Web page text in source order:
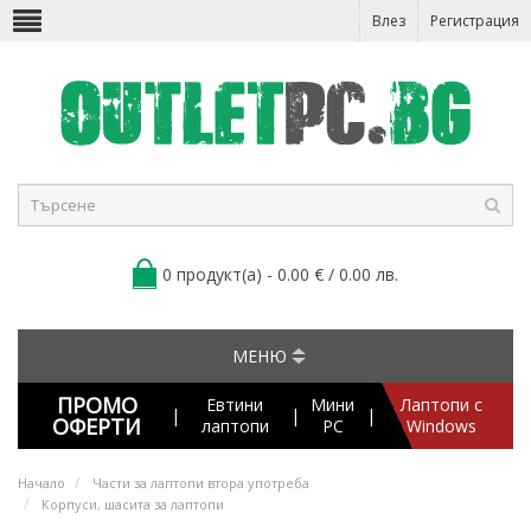
Влез Регистрация
0 продукт(а) - 0.00 € / 0.00 лв.
МЕНЮ
ПРОМО
ОФЕРТИ |
Евтини
лаптопи
|
Мини
PC
|
Лаптопи с
Windows
Начало
Части за лаптопи втора употреба
Корпуси, шасита за лаптопи